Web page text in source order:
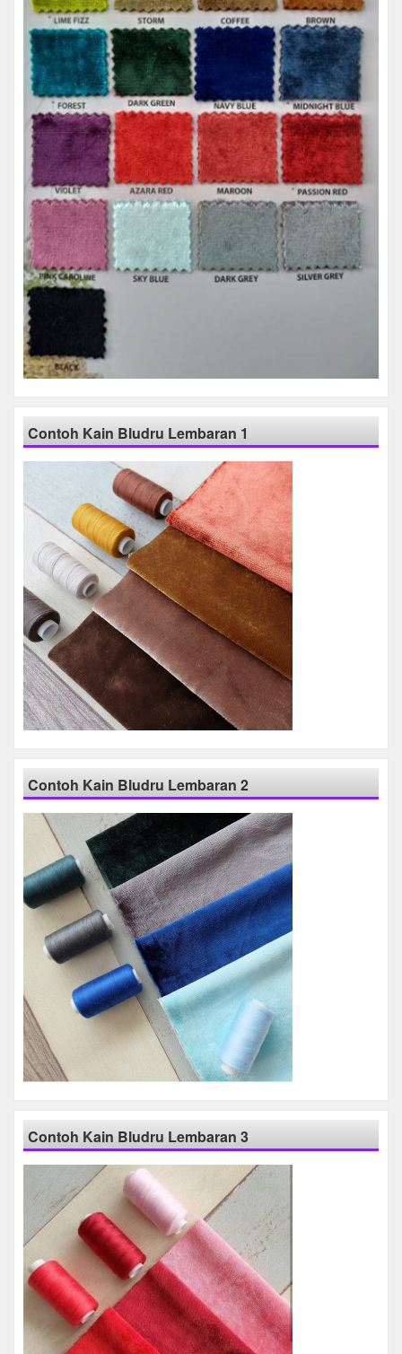
Contoh Kain Bludru Lembaran 1
Contoh Kain Bludru Lembaran 2
Contoh Kain Bludru Lembaran 3